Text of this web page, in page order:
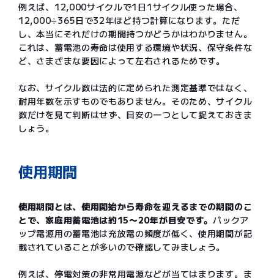
例えば、12,000サイクルで1日1サイクル使った場合、
12,000÷365日で32年ほど持つ計算になります。ただ
し、本当にそれだけの期間持つかどうかはわかりません。
これは、蓄電池の寿命は使用する環境や状況、保守条件な
ど、さまざまな要因によって左右されるためです。
なお、サイクル数は法的に定められた測定基準ではなく、
耐用年数を示すものでもありません。そのため、サイクル
数だけを見て判断はせず、目安の一つとして捉えておきま
しょう。
使用期間
使用期間とは、使用開始から寿命を迎えるまでの期間のこ
とで、家庭用蓄電池は約15〜20年が目安です。バックア
ップ電源用の蓄電池は充放電の頻度が低く、使用期間が記
載されていることが多いので確認してみましょう。
例えば、停電対策の非常用電源などが当てはまります。ま